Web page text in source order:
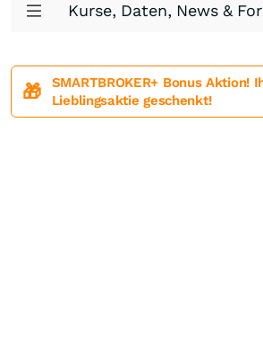
Kurse, Daten, News &
🎁
SMARTBROKER+ Bonus Aktion!
Lieblingsaktie geschenkt!